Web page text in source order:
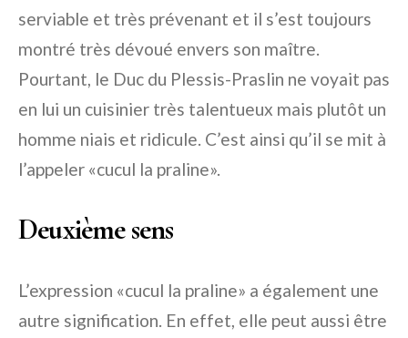
serviable et très prévenant et il s’est toujours
montré très dévoué envers son maître.
Pourtant, le Duc du Plessis-Praslin ne voyait pas
en lui un cuisinier très talentueux mais plutôt un
homme niais et ridicule. C’est ainsi qu’il se mit à
l’appeler «cucul la praline».
Deuxième sens
L’expression «cucul la praline» a également une
autre signification. En effet, elle peut aussi être